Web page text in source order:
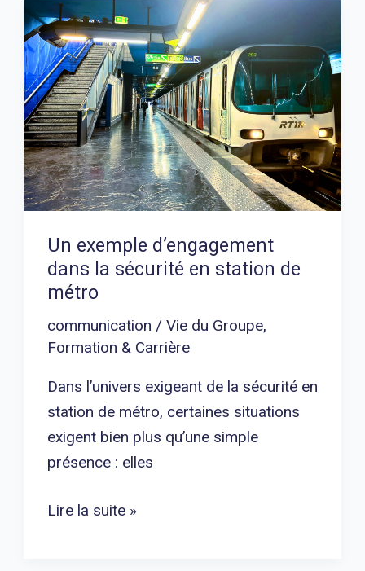
Un exemple d’engagement
dans la sécurité en station de
métro
communication / Vie du Groupe,
Formation & Carrière
Dans l’univers exigeant de la sécurité en
station de métro, certaines situations
exigent bien plus qu’une simple
présence : elles
Un
exemple
d’engagement
dans
la
sécurité
en
station
de
métro
Lire la suite »